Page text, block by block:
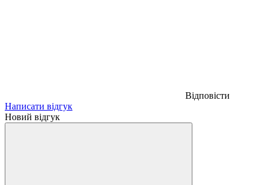
Відповісти
Написати відгук
Новий відгук